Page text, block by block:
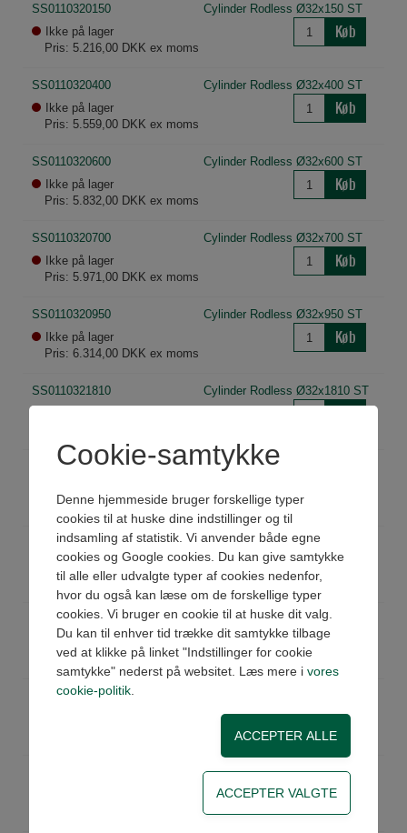
SS0110320150
Cylinder Rodless Ø32x150 ST
Ikke på lager
Pris: 5.216,00 DKK ex moms
Køb
SS0110320400
Cylinder Rodless Ø32x400 ST
Ikke på lager
Pris: 5.559,00 DKK ex moms
Køb
SS0110320600
Cylinder Rodless Ø32x600 ST
Ikke på lager
Pris: 5.832,00 DKK ex moms
Køb
SS0110320700
Cylinder Rodless Ø32x700 ST
Ikke på lager
Pris: 5.971,00 DKK ex moms
Køb
SS0110320950
Cylinder Rodless Ø32x950 ST
Ikke på lager
Pris: 6.314,00 DKK ex moms
Køb
SS0110321810
Cylinder Rodless Ø32x1810 ST
SS0110322090
Cylinder Rodless Ø32x2090 ST
Pris: 8.154,00 DKK ex moms
SS0110322500
Cylinder Rodless Ø32x2500 ST
Ikke på lager
Pris: 8.442,00 DKK ex moms
Køb
SS0110322750
Cylinder Rodless Ø32x2750 ST
Pris: 8.785,00 DKK ex moms
SS0110323000
Køb
Cylinder Rodless Ø32x3800 ST
Køb
Cookie-samtykke
Denne hjemmeside bruger forskellige typer
cookies til at huske dine indstillinger og til
indsamling af statistik. Vi anvender både egne
cookies og Google cookies. Du kan give samtykke
til alle eller udvalgte typer af cookies nedenfor,
hvor du også kan læse om de forskellige typer
cookies. Vi bruger en cookie til at huske dit valg.
Du kan til enhver tid trække dit samtykke tilbage
ved at klikke på linket "Indstillinger for cookie
samtykke" nederst på websitet. Læs mere i vores
cookie-politik